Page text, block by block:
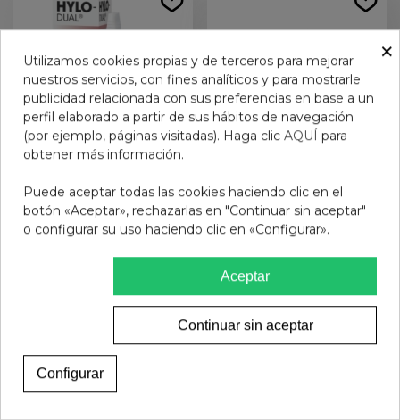
HYLO DUAL 10 ML
19,95 €
ALVITA SOLUCION UNICA
2 U X 360 ML
8,95 €
Añadir al carrito
×
Utilizamos cookies propias y de terceros para mejorar
nuestros servicios, con fines analíticos y para mostrarle
publicidad relacionada con sus preferencias en base a un
perfil elaborado a partir de sus hábitos de navegación
(por ejemplo, páginas visitadas). Haga clic AQUÍ para
obtener más información.
Puede aceptar todas las cookies haciendo clic en el
botón «Aceptar», rechazarlas en "Continuar sin aceptar"
o configurar su uso haciendo clic en «Configurar».
Aceptar
Continuar sin aceptar
Configurar